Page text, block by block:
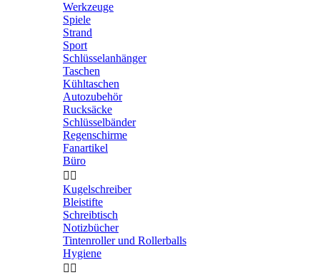
Werkzeuge
Spiele
Strand
Sport
Schlüsselanhänger
Taschen
Kühltaschen
Autozubehör
Rucksäcke
Schlüsselbänder
Regenschirme
Fanartikel
Büro
 
Kugelschreiber
Bleistifte
Schreibtisch
Notizbücher
Tintenroller und Rollerballs
Hygiene
 